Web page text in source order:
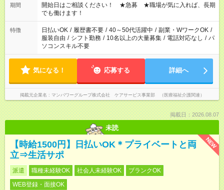
ん ※法令に基づき、週20時間以上勤務は社会保険への加入対象
となります ※労働者派遣法（日雇い派遣の原則禁止）により、
短時間・短期間の就業はご案内が難しい場合があります
期間
開始日はご相談ください！ ★急募 ★職場が気に入れば、長期
でも働けます！
特徴 日払いOK / 履歴書不要 / 40～50代活躍中 / 副業・WワークOK /
服装自由 / シフト勤務 / 10名以上の大量募集 / 電話対応なし / パ
ソコンスキル不要
気になる！ 応募する 詳細へ
掲載元企業名 マンパワーグループ株式会社 ケアサービス事業部 （医療福祉介護関連）
掲載日：2026.08.07
未読
NEW
【時給1500円】日払いOK＊プライベートと両
立⇒生活サポ
派遣 職種未経験OK 社会人未経験OK
ブランクOK
WEB登録・面接OK